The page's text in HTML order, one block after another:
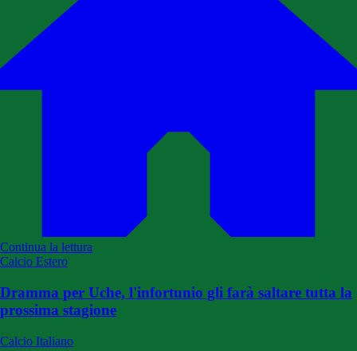
Continua la lettura
Calcio Estero
Dramma per Uche, l'infortunio gli farà saltare tutta la
prossima stagione
Calcio Italiano